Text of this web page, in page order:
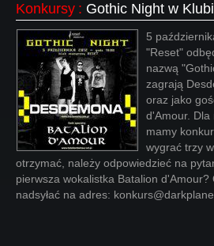
Konkursy : Gothic Night w
5
"Reset"
nazwą
zagrają
oraz jako
d'Amour. Dla
mamy
wygrać trzy
otrzymać, należy odpowiedzieć na
pierwsza wokalistka Batalion d'Amour?
nadsyłać na adres: